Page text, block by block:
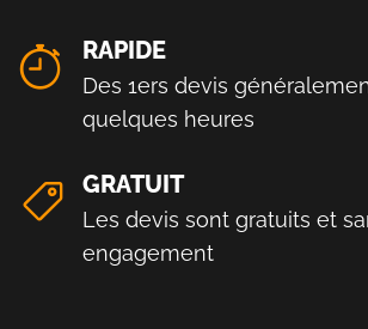
RAPIDE
Des 1ers devis
quelques heures
GRATUIT
Les devis sont gratuits et
engagement